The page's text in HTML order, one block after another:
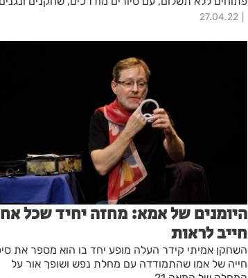
27.04.22
היומנים של אמא: מחזה יחיד שכל
חייב לראות
השחקן אמיתי קידר העלה מופע יחד בו הוא מספר את
חייה של אמו שהתמודדה עם מחלת נפש ושופך אור על